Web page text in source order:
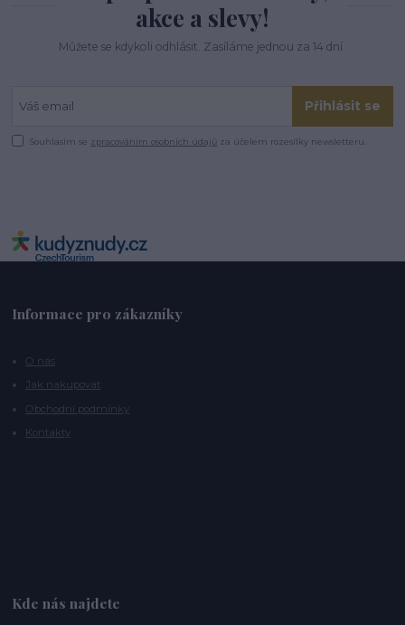
akce a slevy!
Můžete se kdykoli odhlásit. Zasíláme jednou za 14 dní.
Přihlásit se
Souhlasím se zpracováním osobních údajů za účelem rozesílky newsletteru.
Informace pro zákazníky
O nás
Jak nakupovat
Obchodní podmínky
Kontakty
Kde nás najdete